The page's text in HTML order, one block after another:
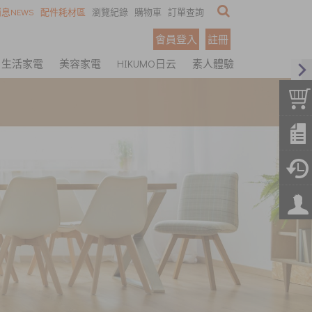
NEWS 配件耗材區 瀏覽紀錄 購物車 訂單查詢
會員登入
註冊
生活家電 美容家電 HIKUMO日云 素人體驗